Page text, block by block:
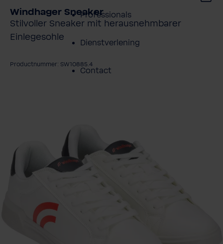
Professionals
Dienstverlening
Contact
Windhager Sneaker
Stilvoller Sneaker mit herausnehmbarer
Einlegesohle
Productnummer: SW10885.4